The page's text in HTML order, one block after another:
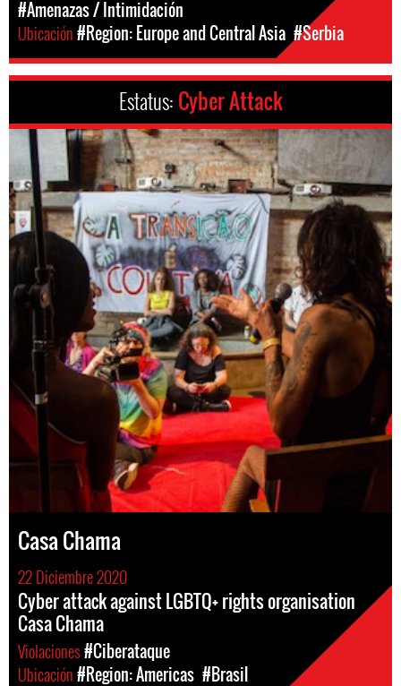
#Amenazas / Intimidación
Ubicación#Region: Europe and Central Asia #Serbia
Estatus: Cyber Attack
Casa Chama
22 Diciembre 2020
Cyber attack against LGBTQ+ rights organisation
Casa Chama
Violaciones#Ciberataque
Ubicación#Region: Americas #Brasil